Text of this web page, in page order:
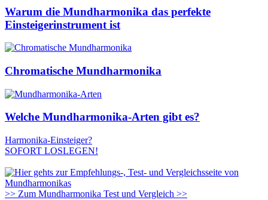
Warum die Mundharmonika das perfekte
Einsteigerinstrument ist
Chromatische Mundharmonika
Welche Mundharmonika-Arten gibt es?
Harmonika-Einsteiger?
SOFORT LOSLEGEN!
>> Zum Mundharmonika Test und Vergleich >>